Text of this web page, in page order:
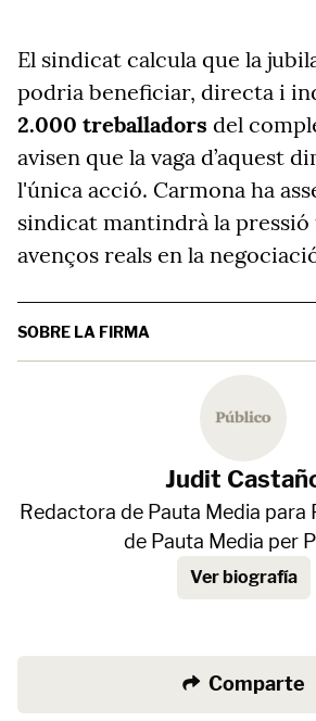
El sindicat calcula que la
podria beneficiar, directa i
2.000 treballadors del
avisen que la vaga d’aquest
l'única acció. Carmona ha
sindicat mantindrà la
avenços reals en la
SOBRE LA FIRMA
Judit
Redactora de Pauta Media para
de Pauta Media per
Ver biografía
Comparte